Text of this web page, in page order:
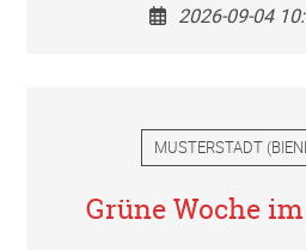
2026-09-04
MUSTERSTADT(
Grüne Woche